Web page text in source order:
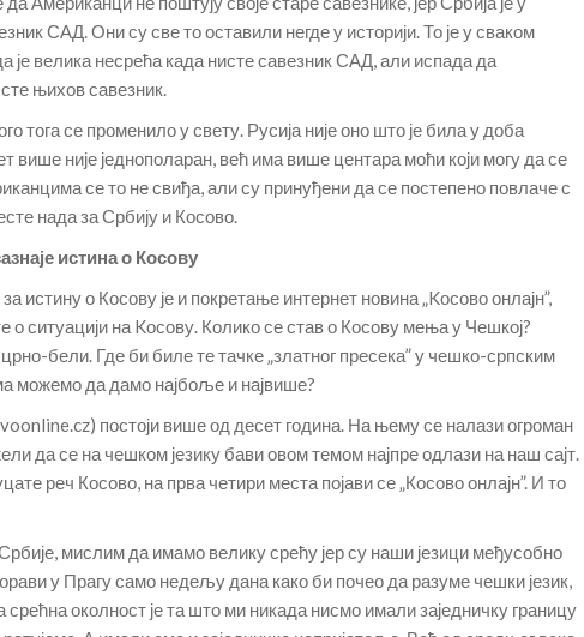
САД. Они су све то оставили негде у историји. То је у сваком
је велика несрећа када нисте савезник САД, али испада да
њихов савезник.
тога се променило у свету. Русија није оно што је била у доба
више није једнополаран, већ има више центара моћи који могу да се
се то не свиђа, али су принуђени да се постепено повлаче с
нада за Србију и Косово.
истина о Косову
истину о Косову је и покретање интернет новина „Kосово онлајн”,
о ситуацији на Kосову. Колико се став о Косову мења у Чешкој?
бели. Где би биле те тачке „златног пресека” у чешко-српским
можемо да дамо најбоље и највише?
постоји више од десет година. На њему се налази огроман
да се на чешком језику бави овом темом најпре одлази на наш сајт.
реч Косово, на прва четири места појави се „Косово онлајн”. И то
мислим да имамо велику срећу јер су наши језици међусобно
у Прагу само недељу дана како би почео да разуме чешки језик,
околност је та што ми никада нисмо имали заједничку границу